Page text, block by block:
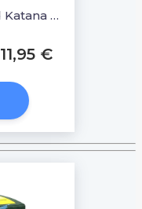
Obal Ultimate Guard Katana Standard Size 100ks - Autumn Moon
11,95 €